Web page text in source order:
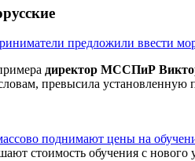
предложили ввести
директор МССПиР
превысила
поднимают цены на
стоимость обучения с нового